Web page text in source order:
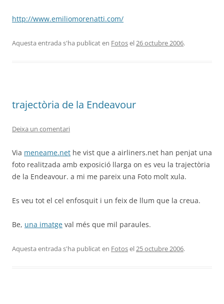
http://www.emiliomorenatti.com/
Aquesta entrada s'ha publicat en Fotosel26 octubre 2006.
trajectòria de la Endeavour
Deixa un comentari
Via meneame.net he vist que a airliners.net han penjat una
foto realitzada amb exposició llarga on es veu la trajectòria
de la Endeavour. a mi me pareix una Foto molt xula.
Es veu tot el cel enfosquit i un feix de llum que la creua.
Be, una imatge val més que mil paraules.
Aquesta entrada s'ha publicat en Fotosel25 octubre 2006.